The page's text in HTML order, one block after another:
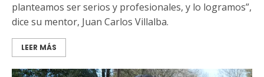
planteamos ser serios y profesionales, y lo logramos”,
dice su mentor, Juan Carlos Villalba.
LEER MÁS